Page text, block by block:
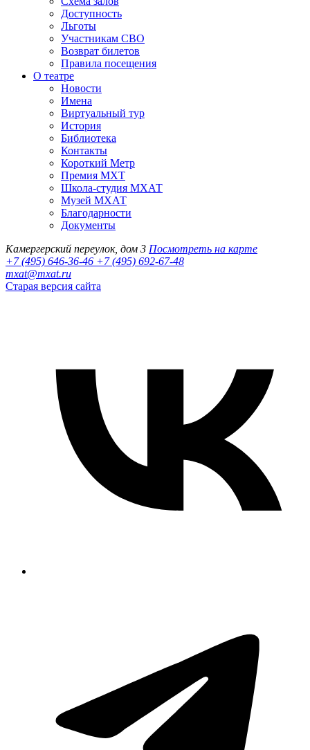
Доступность
Льготы
Участникам СВО
Возврат билетов
Правила посещения
О театре
Новости
Имена
Виртуальный тур
История
Библиотека
Контакты
Короткий Метр
Премия МХТ
Школа-студия МХАТ
Музей МХАТ
Благодарности
Документы
Камергерский переулок, дом 3 Посмотреть на карте
+7 (495) 646-36-46 +7 (495) 692-67-48‬
mxat@mxat.ru
Старая версия сайта